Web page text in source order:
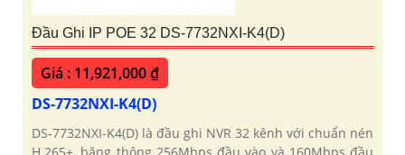
Đầu Ghi IP POE 32 DS-7732NXI-K4(D)
Giá : 11,921,000 ₫
DS-7732NXI-K4(D)
DS-7732NXI-K4(D) là đầu ghi NVR 32 kênh với chuẩn nén